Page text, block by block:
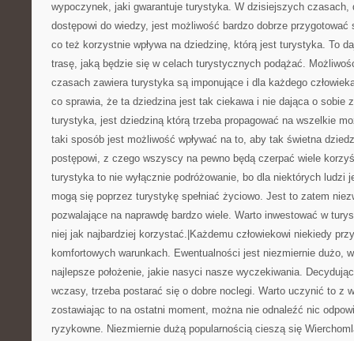
wypoczynek, jaki gwarantuje turystyka. W dzisiejszych czasach,
dostępowi do wiedzy, jest możliwość bardzo dobrze przygotować
co też korzystnie wpływa na dziedzinę, którą jest turystyka. To
trasę, jaką będzie się w celach turystycznych podążać.
czasach zawiera turystyka są imponujące i dla każdego
co sprawia, że ta dziedzina jest tak ciekawa i nie dająca o sobie
turystyka, jest dziedziną którą trzeba propagować na wszelkie
taki sposób jest możliwość wpływać na to, aby tak świetna
postępowi, z czego wszyscy na pewno będą czerpać wiele
turystyka to nie wyłącznie podróżowanie, bo dla niektórych ludzi
mogą się poprzez turystykę spełniać życiowo. Jest to zatem
pozwalające na naprawdę bardzo wiele. Warto inwestować w
niej jak najbardziej korzystać.|Każdemu człowiekowi niekiedy
komfortowych warunkach. Ewentualności jest niezmiernie dużo,
najlepsze położenie, jakie nasyci nasze wyczekiwania.
wczasy, trzeba postarać się o dobre noclegi. Warto uczynić to z
zostawiając to na ostatni moment, można nie odnaleźć nic
ryzykowne. Niezmiernie dużą popularnością cieszą się